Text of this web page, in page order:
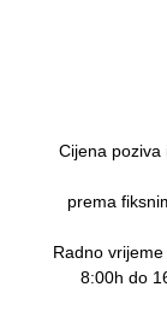
Cijena poziva
prema
Radno
8:00h do